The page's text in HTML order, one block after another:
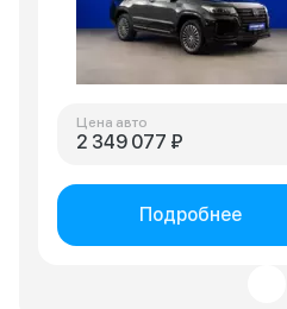
Цена авто
2 349 077 ₽
Подробнее